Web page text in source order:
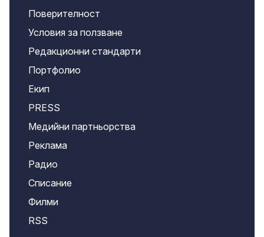
Поверителност
Условия за ползване
Редакционни стандарти
Портфолио
Екип
PRESS
Медийни партньорства
Реклама
Радио
Списание
Филми
RSS